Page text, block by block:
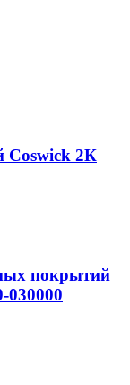
Coswick 2К
покрытий
030000